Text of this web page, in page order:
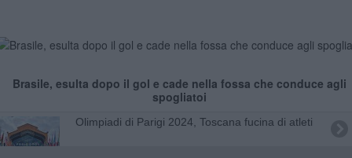
Brasile, esulta dopo il gol e cade nella fossa che conduce agli
spogliatoi
Olimpiadi di Parigi 2024, Toscana fucina di atleti